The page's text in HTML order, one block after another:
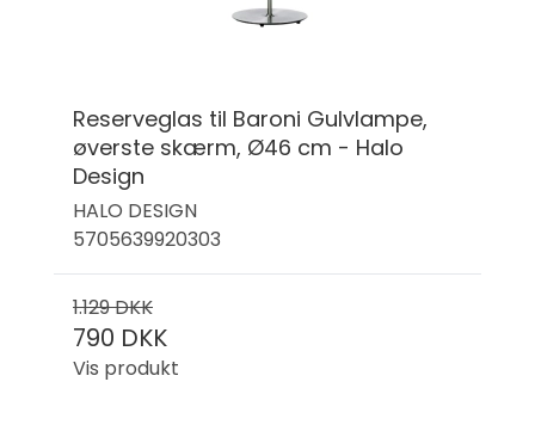
Reserveglas til Baroni Gulvlampe,
øverste skærm, Ø46 cm - Halo
Design
HALO DESIGN
5705639920303
1.129 DKK
790 DKK
Vis produkt